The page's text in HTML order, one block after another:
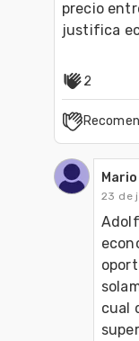
precio
justifica
2
23 de
cual